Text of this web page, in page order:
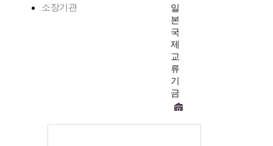
소장기관
일
본
국
제
교
류
기
금